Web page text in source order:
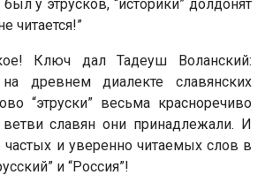
у этрусков, “историки” долдонят
читается!”
Ключ дал Тадеуш Воланский:
древнем диалекте славянских
“этруски” весьма красноречиво
славян они принадлежали. И
частых и уверенно читаемых слов в
и “Россия”!